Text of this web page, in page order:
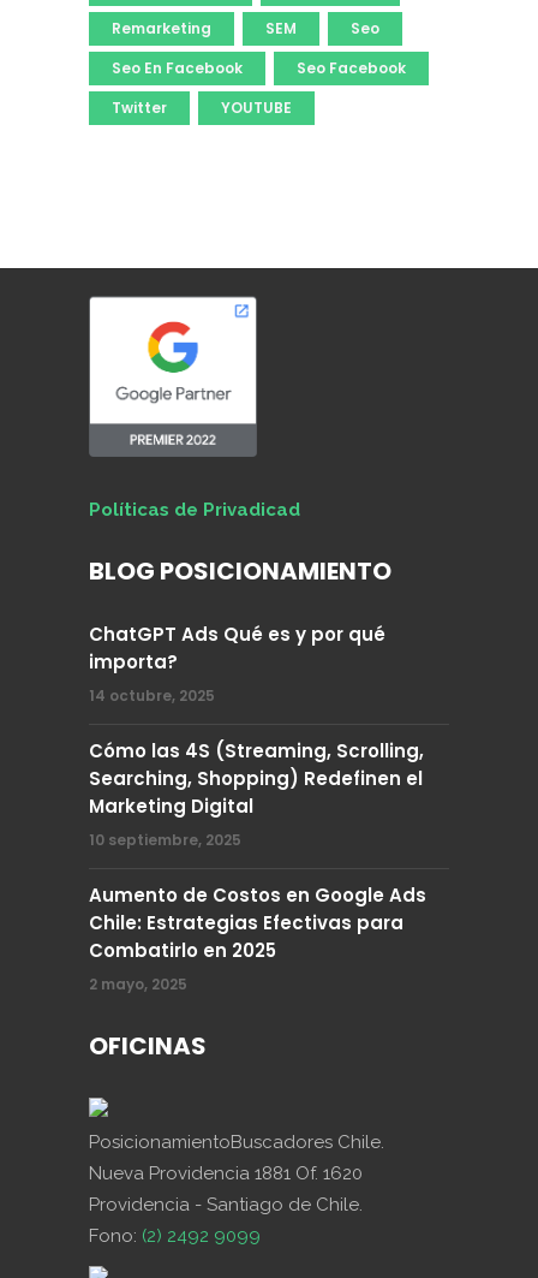
Remarketing
SEM
Seo
Seo En Facebook
Seo Facebook
Twitter
YOUTUBE
Políticas de Privadicad
BLOG POSICIONAMIENTO
ChatGPT Ads Qué es y por qué
importa?
14 octubre, 2025
Cómo las 4S (Streaming, Scrolling,
Searching, Shopping) Redefinen el
Marketing Digital
10 septiembre, 2025
Aumento de Costos en Google Ads
Chile: Estrategias Efectivas para
Combatirlo en 2025
2 mayo, 2025
OFICINAS
PosicionamientoBuscadores Chile.
Nueva Providencia 1881 Of. 1620
Providencia - Santiago de Chile.
Fono: (2) 2492 9099